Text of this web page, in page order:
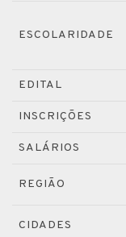
ESCOLARIDADE
EDITAL
INSCRIÇÕES
SALÁRIOS
REGIÃO
CIDADES